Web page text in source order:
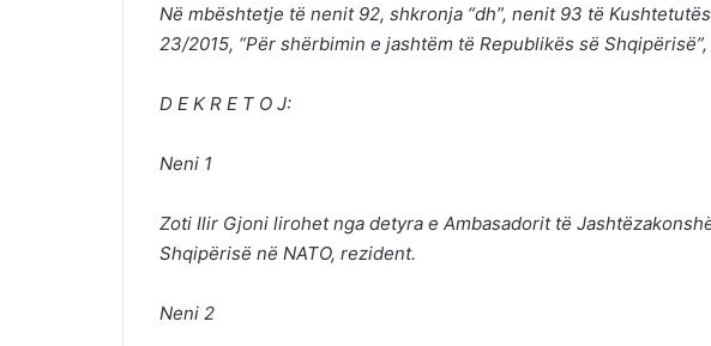
Në mbështetje të nenit 92, shkronja “dh”, nenit 93 të
23/2015, “Për shërbimin e jashtëm të Republikës së
D E K R E T O J:
Neni 1
Zoti Ilir Gjoni lirohet nga detyra e Ambasadorit të
Shqipërisë në NATO, rezident.
Neni 2